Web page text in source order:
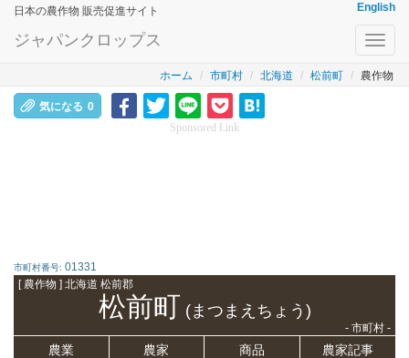
日本の農作物 販売促進サイト English
ジャパンクロップス
ホーム 市町村 北海道 松前町 農作物
気になる 0
Sponsored Link
市町村番号: 01331
[ 農作物 ] 北海道 松前郡
松前町 (まつまえちょう)
- 市町村 -
農業 農家 商品
農家記事